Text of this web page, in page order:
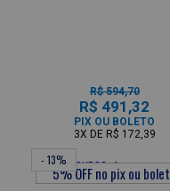
R$ 594,70
R$ 491,32
PIX OU BOLETO
3X DE R$ 172,39
- 13%